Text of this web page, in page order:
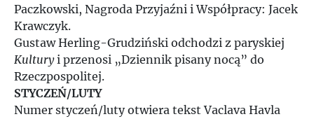
2004
2005
Paczkowski, Nagroda Przyjaźni i Współpracy: Jacek
Krawczyk.
Gustaw Herling-Grudziński odchodzi z paryskiej
Kulturyi przenosi „Dziennik pisany nocą” do
Rzeczpospolitej.
STYCZEŃ/LUTY
Numer styczeń/luty otwiera tekst Vaclava Havla